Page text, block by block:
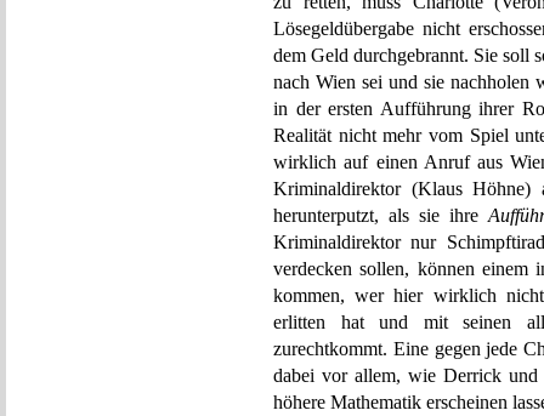
Lösegeldübergabe nicht
dem Geld durchgebrannt. Sie soll
nach Wien sei und sie nachholen
in der ersten Aufführung ihrer
Realität nicht mehr vom Spiel
wirklich auf einen Anruf aus
Kriminaldirektor (Klaus Höhne)
herunterputzt, als sie ihre
Kriminaldirektor nur
verdecken sollen, können
kommen, wer hier wirklich
erlitten hat und mit seinen
zurechtkommt. Eine gegen jede
dabei vor allem, wie Derrick und
höhere Mathematik erscheinen